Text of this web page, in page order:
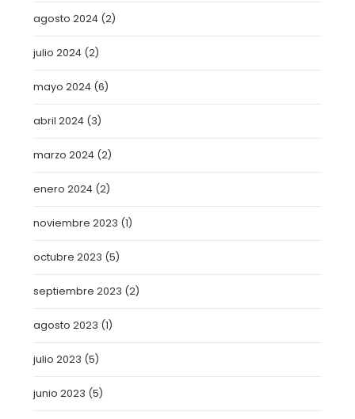
agosto 2024 (2)
julio 2024 (2)
mayo 2024 (6)
abril 2024 (3)
marzo 2024 (2)
enero 2024 (2)
noviembre 2023 (1)
octubre 2023 (5)
septiembre 2023 (2)
agosto 2023 (1)
julio 2023 (5)
junio 2023 (5)